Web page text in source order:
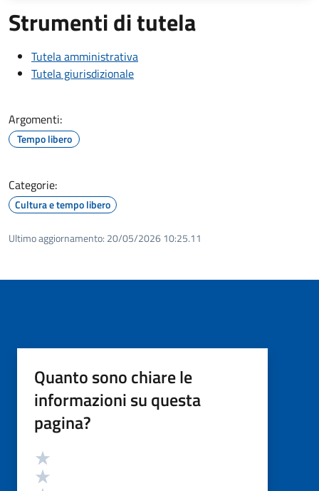
Strumenti di tutela
Tutela amministrativa
Tutela giurisdizionale
Argomenti:
Tempo libero
Categorie:
Cultura e tempo libero
Ultimo aggiornamento: 20/05/2026 10:25.11
Quanto sono chiare le
informazioni su questa
pagina?
Valutazione